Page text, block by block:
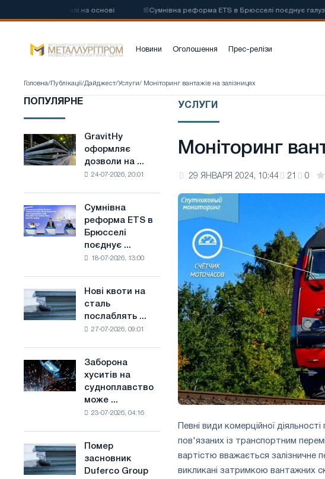
сталі на основі Сумнівна реформа ETS в Брюсселі поєднує галузеві
Новини Оголошення Прес-релізи
Головна/ Публікації/Дайджест/Услуги/ Моніторинг вантажів на залізницях
ПОПУЛЯРНЕ
GravitHy
оформляє
дозволи
з
виробництва
низьковуглецевої
основі
водню
Франції
GravitHy
оформляє
дозволи на ...
24-07-2026, 20:01
Сумнівна
реформа
ETS
обмеження
з
боротьбі
зі
зміною
клімату
Сумнівна
реформа ETS в
Брюсселі
поєднує ...
18-07-2026, 13:00
Нові
квоти
на
в
Сполученому
Нові квоти на
сталь
послаблять ...
27-07-2026, 09:01
Заборона
хуситів
на
судноплавство
Саудівської
сталі
Заборона
хуситів на
судноплавство
може ...
23-07-2026, 04:16
Помер
засновник
Duferco
Помер
засновник
Duferco Group
УСЛУГИ
Моніторинг
29 ЯНВАРЯ 2024, 10:44 21 0
Певні види комерційної
пов'язаних із транспортним
вартістю вважається залізничне
викликані затримкою вантажних